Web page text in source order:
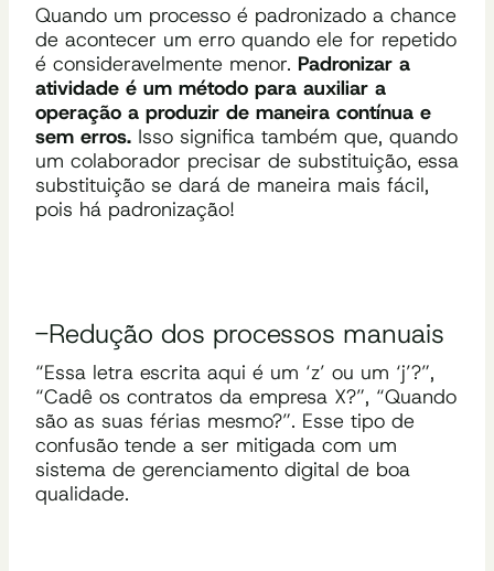
Quando um processo é padronizado a chance
de acontecer um erro quando ele for repetido
é consideravelmente menor. Padronizar a
atividade é um método para auxiliar a
operação a produzir de maneira contínua e
sem erros. Isso significa também que, quando
um colaborador precisar de substituição, essa
substituição se dará de maneira mais fácil,
pois há padronização!
-Redução dos processos manuais
“Essa letra escrita aqui é um ‘z’ ou um ‘j’?”,
“Cadê os contratos da empresa X?”, “Quando
são as suas férias mesmo?”. Esse tipo de
confusão tende a ser mitigada com um
sistema de gerenciamento digital de boa
qualidade.